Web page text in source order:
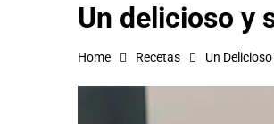
Un delicioso y
Home Recetas Un